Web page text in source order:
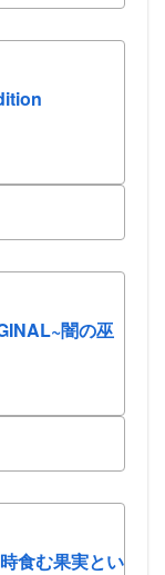
闇の巫
食む果実とい